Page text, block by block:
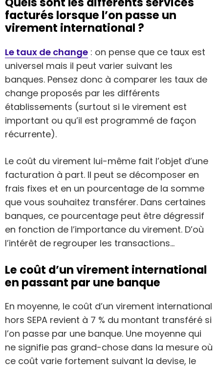
facturés lorsque l’on passe un
virement international ?
Le taux de change : on pense que ce taux est
universel mais il peut varier suivant les
banques. Pensez donc à comparer les taux de
change proposés par les différents
établissements (surtout si le virement est
important ou qu’il est programmé de façon
récurrente).
Le coût du virement lui-même fait l’objet d’une
facturation à part. Il peut se décomposer en
frais fixes et en un pourcentage de la somme
que vous souhaitez transférer. Dans certaines
banques, ce pourcentage peut être dégressif
en fonction de l’importance du virement. D’où
l’intérêt de regrouper les transactions…
Le coût d’un virement international
en passant par une banque
En moyenne, le coût d’un virement international
hors SEPA revient à 7 % du montant transféré si
l’on passe par une banque. Une moyenne qui
ne signifie pas grand-chose dans la mesure où
ce coût varie fortement suivant la devise, le